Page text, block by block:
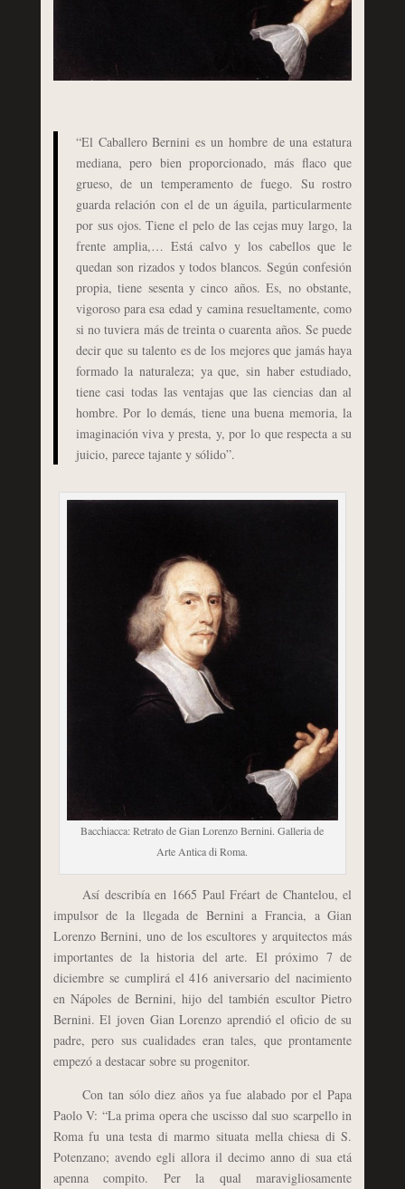
“El Caballero Bernini es un hombre de una estatura
mediana, pero bien proporcionado, más flaco que
grueso, de un temperamento de fuego. Su rostro
guarda relación con el de un águila, particularmente
por sus ojos. Tiene el pelo de las cejas muy largo, la
frente amplia,… Está calvo y los cabellos que le
quedan son rizados y todos blancos. Según confesión
propia, tiene sesenta y cinco años. Es, no obstante,
vigoroso para esa edad y camina resueltamente, como
si no tuviera más de treinta o cuarenta años. Se puede
decir que su talento es de los mejores que jamás haya
formado la naturaleza; ya que, sin haber estudiado,
tiene casi todas las ventajas que las ciencias dan al
hombre. Por lo demás, tiene una buena memoria, la
imaginación viva y presta, y, por lo que respecta a su
juicio, parece tajante y sólido”.
Bacchiacca: Retrato de Gian Lorenzo Bernini. Galleria de
Arte Antica di Roma.
Así describía en 1665 Paul Fréart de Chantelou, el
impulsor de la llegada de Bernini a Francia, a Gian
Lorenzo Bernini, uno de los escultores y arquitectos más
importantes de la historia del arte. El próximo 7 de
diciembre se cumplirá el 416 aniversario del nacimiento
en Nápoles de Bernini, hijo del también escultor Pietro
Bernini. El joven Gian Lorenzo aprendió el oficio de su
padre, pero sus cualidades eran tales, que prontamente
empezó a destacar sobre su progenitor.
Con tan sólo diez años ya fue alabado por el Papa
Paolo V: “La prima opera che uscisso dal suo scarpello in
Roma fu una testa di marmo situata mella chiesa di S.
Potenzano; avendo egli allora il decimo anno di sua etá
apenna compito. Per la qual maravigliosamente